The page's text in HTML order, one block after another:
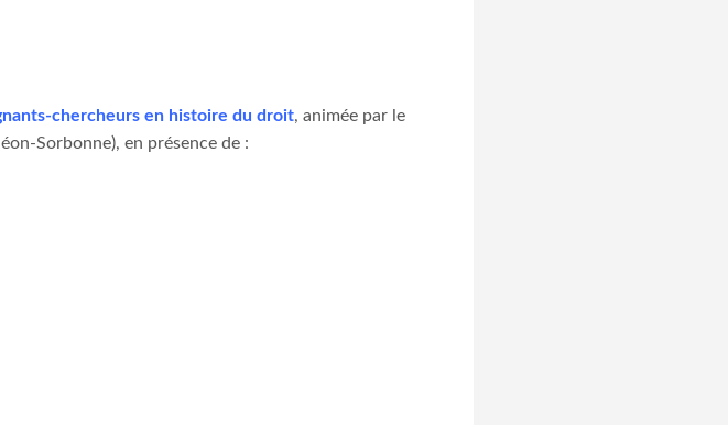
chercheurs en histoire du droit, animée par le
Sorbonne), en présence de :